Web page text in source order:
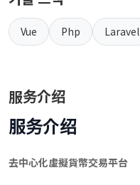
Vue Php Laravel
服务介绍
服务介绍
去中心化虛擬貨幣交易平台